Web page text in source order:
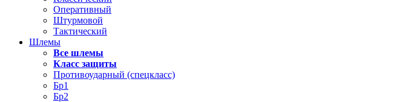
Оперативный
Штурмовой
Тактический
Шлемы
Все шлемы
Класс защиты
Противоударный (спецкласс)
Бр1
Бр2